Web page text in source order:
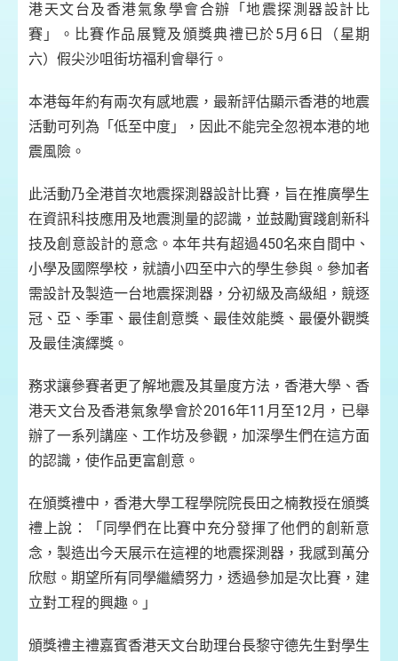
港天文台及香港氣象學會合辦「地震探測器設計比
賽」。比賽作品展覽及頒獎典禮已於5月6日（星期
六）假尖沙咀街坊福利會舉行。
本港每年約有兩次有感地震，最新評估顯示香港的地震
活動可列為「低至中度」，因此不能完全忽視本港的地
震風險。
此活動乃全港首次地震探測器設計比賽，旨在推廣學生
在資訊科技應用及地震測量的認識，並鼓勵實踐創新科
技及創意設計的意念。本年共有超過450名來自間中、
小學及國際學校，就讀小四至中六的學生參與。參加者
需設計及製造一台地震探測器，分初級及高級組，競逐
冠、亞、季軍、最佳創意獎、最佳效能獎、最優外觀獎
及最佳演繹獎。
務求讓參賽者更了解地震及其量度方法，香港大學、香
港天文台及香港氣象學會於2016年11月至12月，已舉
辦了一系列講座、工作坊及參觀，加深學生們在這方面
的認識，使作品更富創意。
在頒獎禮中，香港大學工程學院院長田之楠教授在頒獎
禮上說：「同學們在比賽中充分發揮了他們的創新意
念，製造出今天展示在這裡的地震探測器，我感到萬分
欣慰。期望所有同學繼續努力，透過參加是次比賽，建
立對工程的興趣。」
頒獎禮主禮嘉賓香港天文台助理台長黎守德先生對學生